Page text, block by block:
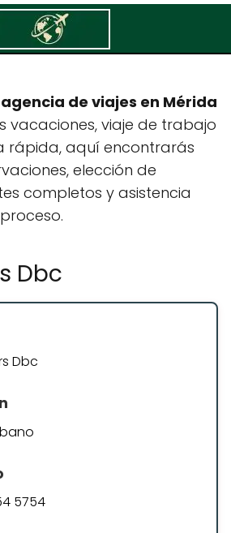
Dbc
agencia de viajes en Mérida
vacaciones, viaje de trabajo
rápida, aquí encontrarás
elección de
completos y asistencia
Dbc
Dbc
5754